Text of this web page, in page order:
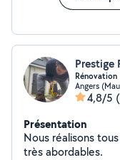
Prestige
Rénovation
Angers
4,8/5
Présentation
Nous réalisons
très abordables.